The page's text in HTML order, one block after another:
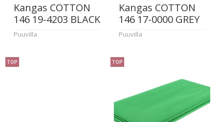
Kangas COTTON
146 19-4203 BLACK
Puuvilla
Kangas COTTON
146 17-0000 GREY
Puuvilla
TOP TOP